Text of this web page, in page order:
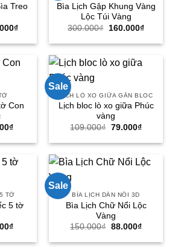
Treo
₫Giá
tại
210.000₫.
Bìa Lịch Gập Khung Vàng
Lộc Túi Vàng
300.000₫
Giá
là:
160.000₫Giá
tại
Con
₫Giá
tại
29.000₫.
Sale
LỊCH LÒ XO GIỮA GẮN BLOC
Lịch bloc lò xo giữa Phúc
vàng
109.000₫ Giá
là:
79.000₫Giá
tại
79.000₫.
TỜ
5 tờ
₫Giá
tại
Sale
BÌA LỊCH DÁN NỔI 3D
Bìa Lịch Chữ Nổi Lộc
Vàng
150.000₫ Giá
là:
88.000₫Giá
tại